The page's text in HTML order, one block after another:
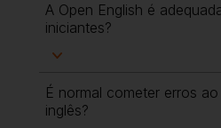
A Open English é
iniciantes?
É normal cometer erros
inglês?